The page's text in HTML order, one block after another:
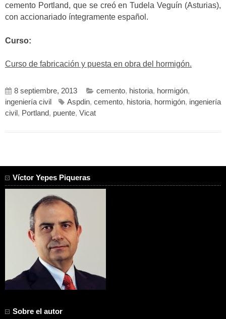
cemento Portland, que se creó en Tudela Veguín (Asturias),
con accionariado íntegramente español.
Curso:
Curso de fabricación y puesta en obra del hormigón.
8 septiembre, 2013 cemento, historia, hormigón,
ingeniería civil
Aspdin, cemento, historia, hormigón, ingeniería
civil, Portland, puente, Vicat
Víctor Yepes Piqueras
Sobre el autor